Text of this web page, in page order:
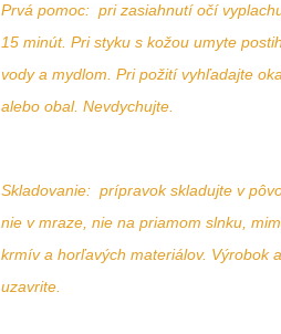
Prvá pomoc: pri zasiahnutí očí
15 minút. Pri styku s kožou umyte
vody a mydlom. Pri požití vyhľadajte
alebo obal. Nevdychujte.
Skladovanie: prípravok skladujte v
nie v mraze, nie na priamom slnku,
krmív a horľavých materiálov. Výrobok
uzavrite.